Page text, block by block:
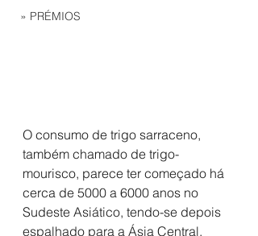
» PRÉMIOS
O consumo de trigo sarraceno,
também chamado de trigo-
mourisco, parece ter começado há
cerca de 5000 a 6000 anos no
Sudeste Asiático, tendo-se depois
espalhado para a Ásia Central,